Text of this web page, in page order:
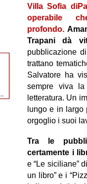
Villa Sofia
operabile
profondo.
Trapani dà
pubblicazione
trattano
Salvatore ha
sempre viva
letteratura. Un
lungo e in
orgoglio i suoi
Tra le
certamente i
e “Le siciliane”
un libro” e i